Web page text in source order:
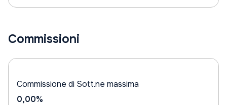
Commissioni
Commissione di Sott.ne massima
0,00%